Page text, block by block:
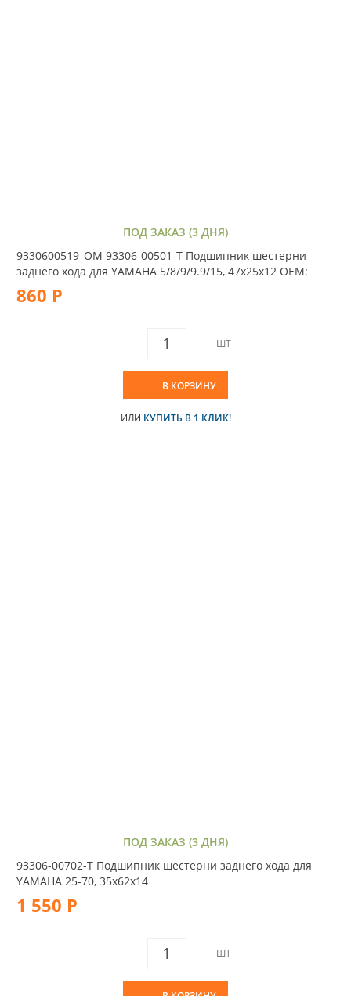
ПОД ЗАКАЗ (3 ДНЯ)
9330600519_OM 93306-00501-T Подшипник шестерни
заднего хода для YAMAHA 5/8/9/9.9/15, 47х25х12 OEM:
860 Р
ШТ
В КОРЗИНУ
ИЛИ КУПИТЬ В 1 КЛИК!
ПОД ЗАКАЗ (3 ДНЯ)
93306-00702-T Подшипник шестерни заднего хода для
YAMAHA 25-70, 35x62x14
1 550 Р
ШТ